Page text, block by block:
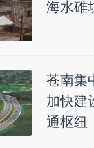
海水碓
苍南集
加快建
通枢纽